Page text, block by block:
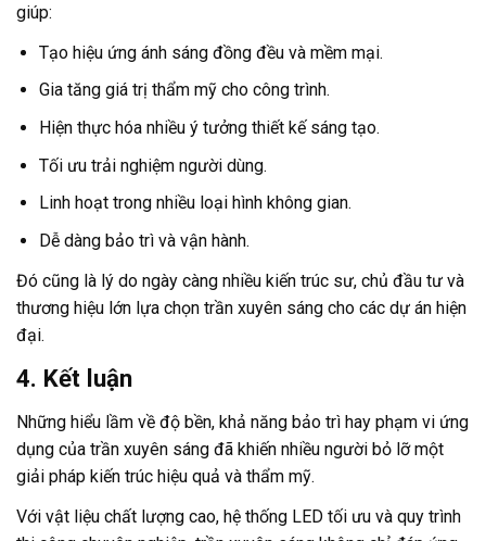
giúp:
Tạo hiệu ứng ánh sáng đồng đều và mềm mại.
Gia tăng giá trị thẩm mỹ cho công trình.
Hiện thực hóa nhiều ý tưởng thiết kế sáng tạo.
Tối ưu trải nghiệm người dùng.
Linh hoạt trong nhiều loại hình không gian.
Dễ dàng bảo trì và vận hành.
Đó cũng là lý do ngày càng nhiều kiến trúc sư, chủ đầu tư và
thương hiệu lớn lựa chọn trần xuyên sáng cho các dự án hiện
đại.
4. Kết luận
Những hiểu lầm về độ bền, khả năng bảo trì hay phạm vi ứng
dụng của trần xuyên sáng đã khiến nhiều người bỏ lỡ một
giải pháp kiến trúc hiệu quả và thẩm mỹ.
Với vật liệu chất lượng cao, hệ thống LED tối ưu và quy trình